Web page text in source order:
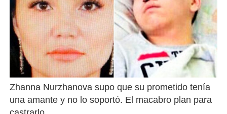
Zhanna Nurzhanova supo que su prometido tenía
una amante y no lo soportó. El macabro plan para